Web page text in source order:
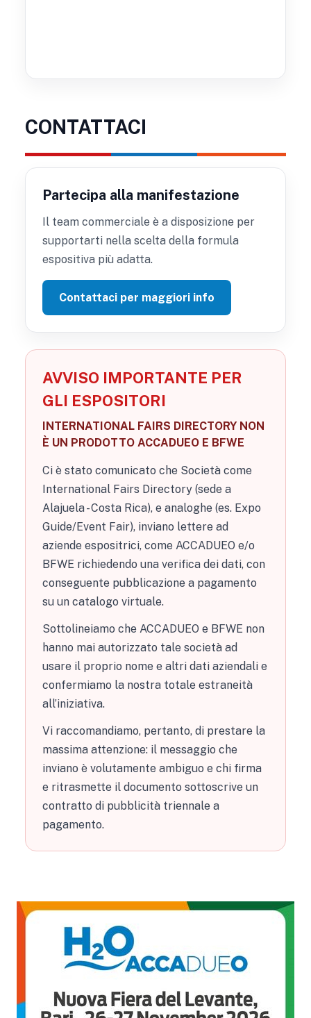
CONTATTACI
Partecipa alla manifestazione
Il team commerciale è a disposizione per
supportarti nella scelta della formula
espositiva più adatta.
Contattaci per maggiori info
AVVISO IMPORTANTE PER
GLI ESPOSITORI
INTERNATIONAL FAIRS DIRECTORY NON
È UN PRODOTTO ACCADUEO E BFWE
Ci è stato comunicato che Società come
International Fairs Directory (sede a
Alajuela - Costa Rica), e analoghe (es. Expo
Guide/Event Fair), inviano lettere ad
aziende espositrici, come ACCADUEO e/o
BFWE richiedendo una verifica dei dati, con
conseguente pubblicazione a pagamento
su un catalogo virtuale.
Sottolineiamo che ACCADUEO e BFWE non
hanno mai autorizzato tale società ad
usare il proprio nome e altri dati aziendali e
confermiamo la nostra totale estraneità
all’iniziativa.
Vi raccomandiamo, pertanto, di prestare la
massima attenzione: il messaggio che
inviano è volutamente ambiguo e chi firma
e ritrasmette il documento sottoscrive un
contratto di pubblicità triennale a
pagamento.